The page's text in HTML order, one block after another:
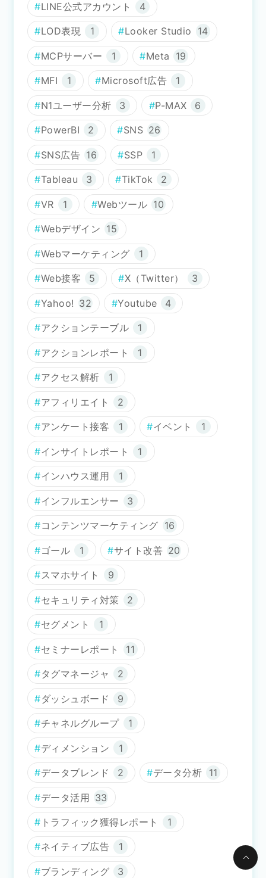
LINE公式アカウント 4
LOD表現 1 Looker Studio 14
MCPサーバー 1 Meta 19
MFI 1 Microsoft広告 1
N1ユーザー分析 3 P-MAX 6
PowerBI 2 SNS 26
SNS広告 16 SSP 1
Tableau 3 TikTok 2
VR 1 Webツール 10
Webデザイン 15
Webマーケティング 1
Web接客 5 X（Twitter） 3
Yahoo! 32 Youtube 4
アクションテーブル 1
アクションレポート 1
アクセス解析 1
アフィリエイト 2
アンケート接客 1 イベント 1
インサイトレポート 1
インハウス運用 1
インフルエンサー 3
コンテンツマーケティング 16
ゴール 1 サイト改善 20
スマホサイト 9
セキュリティ対策 2
セグメント 1
セミナーレポート 11
タグマネージャ 2
ダッシュボード 9
チャネルグループ 1
ディメンション 1
データブレンド 2 データ分析 11
データ活用 33
トラフィック獲得レポート 1
ネイティブ広告 1
ブランディング 3